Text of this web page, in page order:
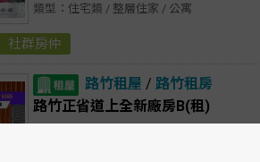
類型：住宅類 / 整層住家 / 公寓
社群房仲
路竹租屋 / 路竹租房
路竹正省道上全新廠房B(租)